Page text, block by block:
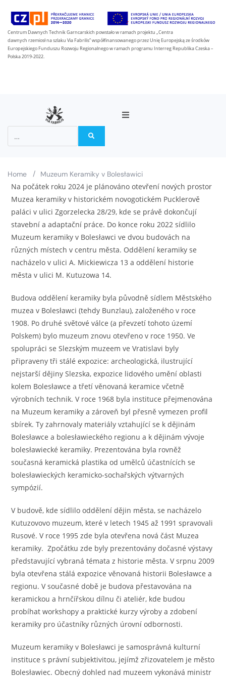
Centrum Dawnych Technik Garncarskich powstało w ramach projektu „Centra
dawnych rzemiosł na szlaku Via Fabrilis” współfinansowanego przez Unię Europejską ze środków
Europejskiego Funduszu Rozwoju Regionalnego w ramach programu Interreg Republika Czeska –
Polska 2019-2022.
Na stezce Via Fabrilis
Zprávy
Home / Muzeum Keramiky v Bolesławici
Na počátek roku 2024 je plánováno otevření nových prostor
Muzea keramiky v historickém novogotickém Pucklerově
paláci v ulici Zgorzelecka 28/29, kde se právě dokončují
stavební a adaptační práce. Do konce roku 2022 sídlilo
Muzeum keramiky v Bolesławci ve dvou budovách na
různých místech v centru města. Oddělení keramiky se
nacházelo v ulici A. Mickiewicza 13 a oddělení historie
města v ulici M. Kutuzowa 14.
Budova oddělení keramiky byla původně sídlem Městského
muzea v Bolesławci (tehdy Bunzlau), založeného v roce
1908. Po druhé světové válce (a převzetí tohoto území
Polskem) bylo muzeum znovu otevřeno v roce 1950. Ve
spolupráci se Slezským muzeem ve Vratislavi byly
připraveny tři stálé expozice: archeologická, ilustrující
nejstarší dějiny Slezska, expozice lidového umění oblasti
kolem Bolesławce a třetí věnovaná keramice včetně
výrobních technik. V roce 1968 byla instituce přejmenována
na Muzeum keramiky a zároveň byl přesně vymezen profil
sbírek. Ty zahrnovaly materiály vztahující se k dějinám
Bolesławce a bolesławieckého regionu a k dějinám vývoje
bolesławiecké keramiky. Prezentována byla rovněž
současná keramická plastika od umělců účastnících se
bolesławieckých keramicko-sochařských výtvarných
sympózií.
V budově, kde sídlilo oddělení dějin města, se nacházelo
Kutuzovovo muzeum, které v letech 1945 až 1991 spravovali
Rusové. V roce 1995 zde byla otevřena nová část Muzea
keramiky. Zpočátku zde byly prezentovány dočasné výstavy
představující vybraná témata z historie města. V srpnu 2009
byla otevřena stálá expozice věnovaná historii Bolesławce a
regionu. V současné době je budova přestavována na
keramickou a hrnčířskou dílnu či ateliér, kde budou
probíhat workshopy a praktické kurzy výroby a zdobení
keramiky pro účastníky různých úrovní odbornosti.
Muzeum keramiky v Bolesławci je samosprávná kulturní
instituce s právní subjektivitou, jejímž zřizovatelem je město
Bolesławiec. Obecný dohled nad muzeem vykonává ministr